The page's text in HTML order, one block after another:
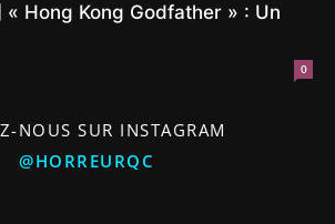
« Hong Kong Godfather » : Un
0
NOUS SUR INSTAGRAM
@HORREURQC